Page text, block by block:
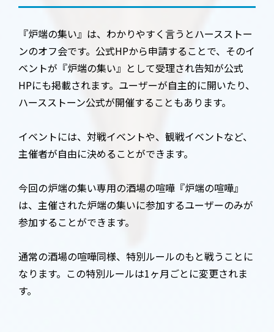
『炉端の集い』は、わかりやすく言うとハースストー
ンのオフ会です。公式HPから申請することで、そのイ
ベントが『炉端の集い』として受理され告知が公式
HPにも掲載されます。ユーザーが自主的に開いたり、
ハースストーン公式が開催することもあります。
イベントには、対戦イベントや、観戦イベントなど、
主催者が自由に決めることができます。
今回の炉端の集い専用の酒場の喧嘩『炉端の喧嘩』
は、主催された炉端の集いに参加するユーザーのみが
参加することができます。
通常の酒場の喧嘩同様、特別ルールのもと戦うことに
なります。この特別ルールは1ヶ月ごとに変更されま
す。